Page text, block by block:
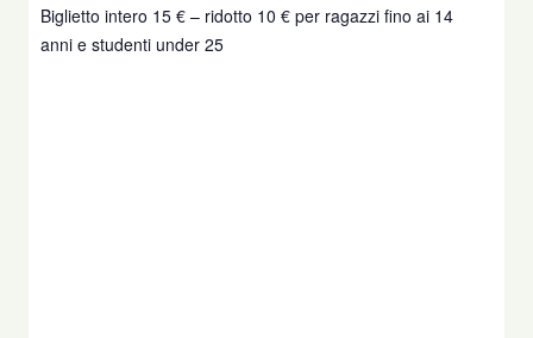
Biglietto intero 15 € – ridotto 10 € per ragazzi fino ai 14
anni e studenti under 25